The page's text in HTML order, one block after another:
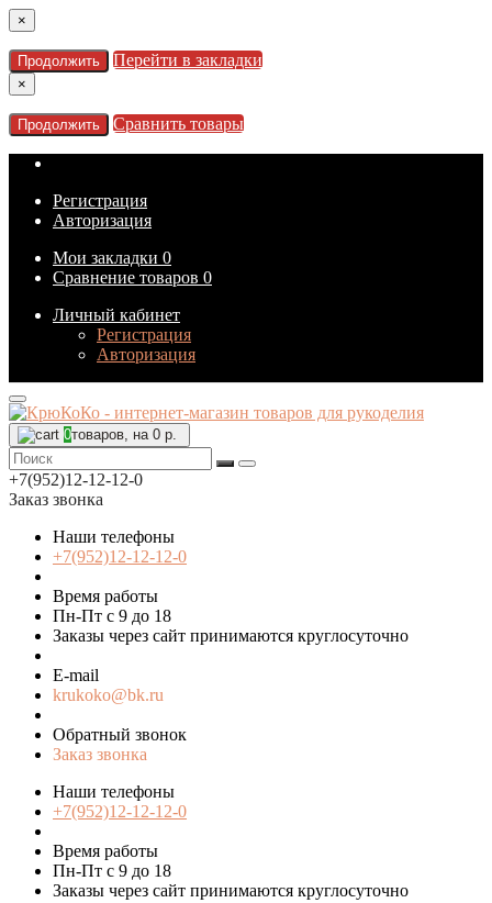
×
Продолжить Перейти в закладки
×
Продолжить Сравнить товары
Регистрация
Авторизация
Мои закладки 0
Сравнение товаров 0
Личный кабинет
Регистрация
Авторизация
0товаров, на 0 р.
+7(952)12-12-12-0
Заказ звонка
Наши телефоны
+7(952)12-12-12-0
Время работы
Пн-Пт с 9 до 18
Заказы через сайт принимаются круглосуточно
E-mail
krukoko@bk.ru
Обратный звонок
Заказ звонка
Наши телефоны
+7(952)12-12-12-0
Время работы
Пн-Пт с 9 до 18
Заказы через сайт принимаются круглосуточно